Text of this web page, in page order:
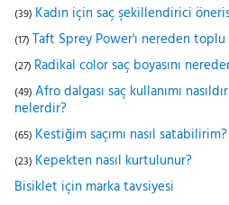
(39) Kadın için saç şekillendirici
(17) Taft Sprey Power'ı nereden
(27) Radikal color saç boyasını
(49) Afro dalgası saç kullanımı
nelerdir?
(65) Kestiğim saçımı nasıl satabilirim?
(23) Kepekten nasıl kurtulunur?
Bisiklet için marka tavsiyesi